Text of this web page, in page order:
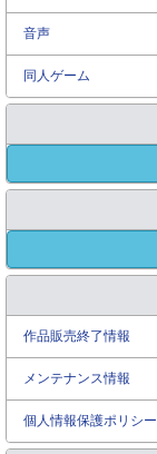
音声
同人ゲーム
作品販売終了情報
メンテナンス情報
個人情報保護ポリシー